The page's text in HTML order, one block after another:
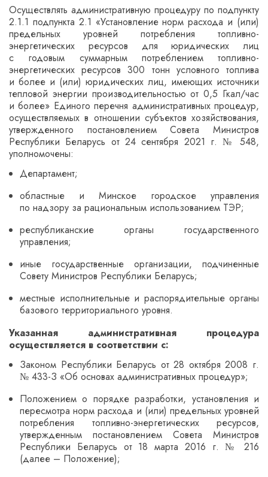
Осуществлять административную процедуру по подпункту
2.1.1 подпункта 2.1 «Установление норм расхода и (или)
предельных уровней потребления топливно-
энергетических ресурсов для юридических лиц
с годовым суммарным потреблением топливно-
энергетических ресурсов 300 тонн условного топлива
и более и (или) юридических лиц, имеющих источники
тепловой энергии производительностью от 0,5 Гкал/час
и более» Единого перечня административных процедур,
осуществляемых в отношении субъектов хозяйствования,
утвержденного постановлением Совета Министров
Республики Беларусь от 24 сентября 2021 г. № 548,
уполномочены:
Департамент;
областные и Минское городское управления
по надзору за рациональным использованием ТЭР;
республиканские органы государственного
управления;
иные государственные организации, подчиненные
Совету Министров Республики Беларусь;
местные исполнительные и распорядительные органы
базового территориального уровня.
Указанная административная процедура
осуществляется в соответствии с:
Законом Республики Беларусь от 28 октября 2008 г.
№ 433-З «Об основах административных процедур»;
Положением о порядке разработки, установления и
пересмотра норм расхода и (или) предельных уровней
потребления топливно-энергетических ресурсов,
утвержденным постановлением Совета Министров
Республики Беларусь от 18 марта 2016 г. № 216
(далее – Положение);